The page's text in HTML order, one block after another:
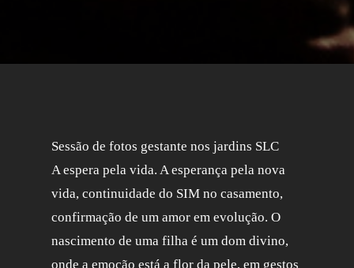
Sessão de fotos gestante nos jardins SLC
A espera pela vida. A esperança pela nova
vida, continuidade do SIM no casamento,
confirmação de um amor em evolução. O
nascimento de uma filha é um dom divino,
onde a emoção está a flor da pele, em gestos